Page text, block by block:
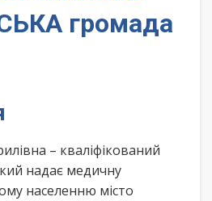
громада
– кваліфікований
надає медичну
населенню місто